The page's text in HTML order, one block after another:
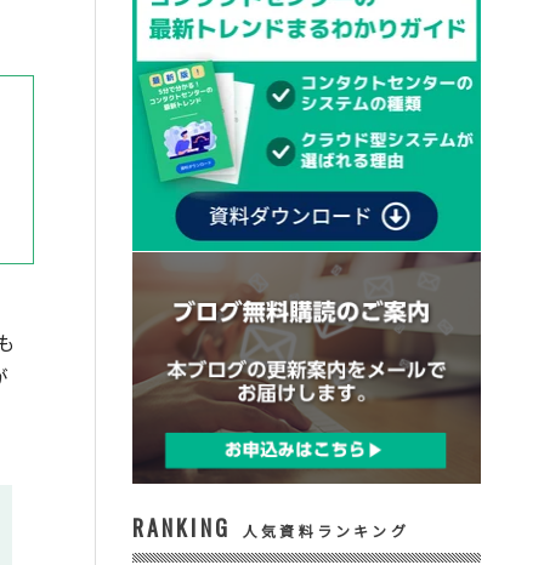
RANKING 人気資料ランキング